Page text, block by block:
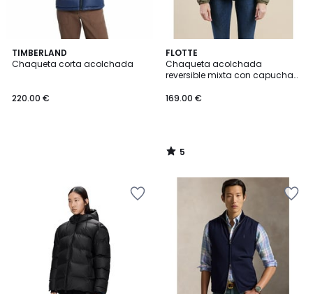
TIMBERLAND
Chaqueta corta acolchada
220.00 €
FLOTTE
Chaqueta acolchada
reversible mixta con capucha
169.00 €
5
/
5
5
/